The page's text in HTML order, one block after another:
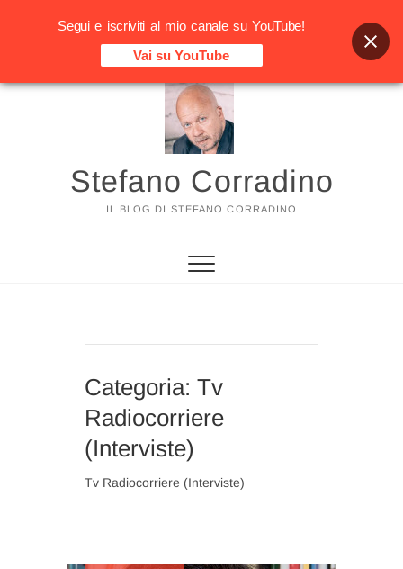
Vai
Stefano Corradino
IL BLOG DI STEFANO CORRADINO
Categoria: Tv
Radiocorriere
(Interviste)
Tv Radiocorriere (Interviste)
Segui e iscriviti al mio canale su YouTube!
Vai su YouTube